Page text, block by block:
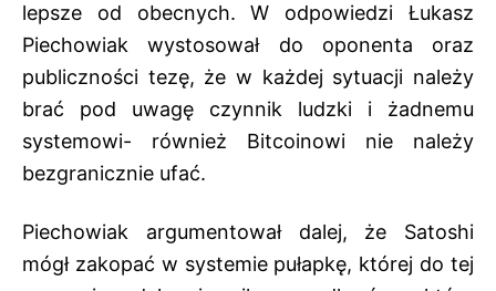
lepsze od obecnych. W odpowiedzi Łukasz
Piechowiak wystosował do oponenta oraz
publiczności tezę, że w każdej sytuacji należy
brać pod uwagę czynnik ludzki i żadnemu
systemowi- również Bitcoinowi nie należy
bezgranicznie ufać.
Piechowiak argumentował dalej, że Satoshi
mógł zakopać w systemie pułapkę, której do tej